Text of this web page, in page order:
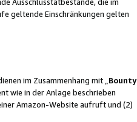
geltende Einschränkungen gelten
im Zusammenhang mit „ Bounty
wie in der Anlage beschrieben
Amazon-Website aufruft und (2)